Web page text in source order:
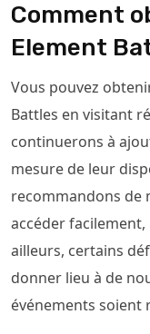
Comment
Element
Vous pouvez
Battles en visitant
continuerons à
mesure de leur
recommandons de
accéder
ailleurs, certains
donner lieu à de
événements soient